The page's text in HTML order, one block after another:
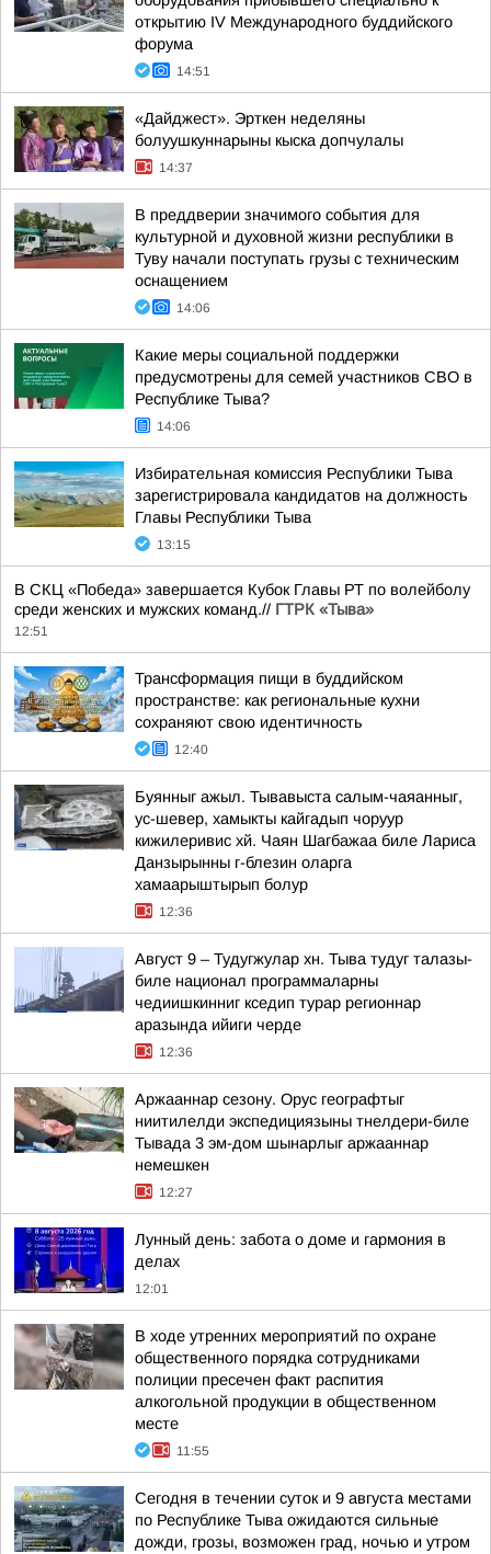
открытию IV Международного буддийского
форума
14:51
«Дайджест». Эрткен неделяны
болуушкуннарыны кыска допчулалы
14:37
В преддверии значимого события для
культурной и духовной жизни республики в
Туву начали поступать грузы с техническим
оснащением
14:06
Какие меры социальной поддержки
предусмотрены для семей участников СВО в
Республике Тыва?
14:06
Избирательная комиссия Республики Тыва
зарегистрировала кандидатов на должность
Главы Республики Тыва
13:15
В СКЦ «Победа» завершается Кубок Главы РТ по волейболу
среди женских и мужских команд.// ГТРК «Тыва»
12:51
Трансформация пищи в буддийском
пространстве: как региональные кухни
сохраняют свою идентичность
12:40
Буянныг ажыл. Тывавыста салым-чаяанныг,
ус-шевер, хамыкты кайгадып чоруур
кижилеривис хй. Чаян Шагбажаа биле Лариса
Данзырынны г-блезин оларга
хамаарыштырып болур
12:36
Август 9 – Тудугжулар хн. Тыва тудуг талазы-
биле национал программаларны
чедиишкинниг кседип турар регионнар
аразында ийиги черде
12:36
Аржааннар сезону. Орус географтыг
ниитилелди экспедициязыны тнелдери-биле
Тывада 3 эм-дом шынарлыг аржааннар
немешкен
12:27
Лунный день: забота о доме и гармония в
делах
12:01
В ходе утренних мероприятий по охране
общественного порядка сотрудниками
полиции пресечен факт распития
алкогольной продукции в общественном
месте
11:55
Сегодня в течении суток и 9 августа местами
по Республике Тыва ожидаются сильные
дожди, грозы, возможен град, ночью и утром